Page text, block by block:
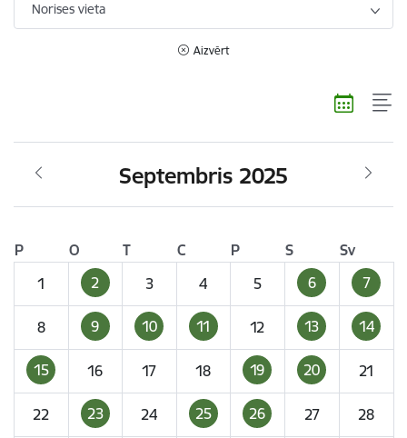
Norises vieta
Aizvērt
Septembris 2025
P O T C P S
Sv
1
2 3 4 5 6 7
8 9 10 11 12 13 14
15 16 17 18 19 20 21
22 23 24 25 26 27 28